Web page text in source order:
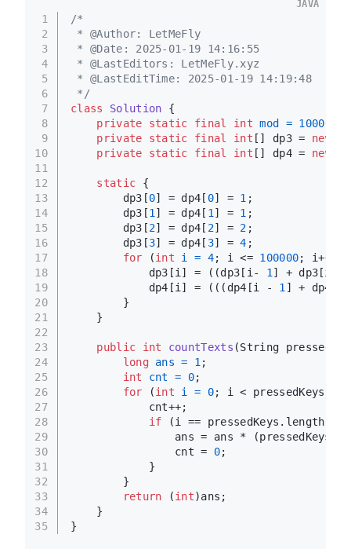
1
2
3
4
5
6
7
8
9
10
11
12
13
14
15
16
17
18
19
20
21
22
23
24
25
26
27
28
29
30
31
32
33
34
35
/*
* @Author: LetMeFly
* @Date: 2025-01-19 14:16:55
* @LastEditors: LetMeFly.xyz
* @LastEditTime: 2025-01-19 14:19:48
*/
class
Solution {
private
static final int mod =
private
static final int [] dp3 = new
private
static final int [] dp4 = new
static {
        dp3[
0] = dp4[ 0] = 1 ;
        dp3[
1 ] = dp4[ 1 ] = 1 ;
        dp3[
2] = dp4[ 2] = 2 ;
        dp3[
3] = dp4[ 3] = 4 ;
for (int i = 4; i <= 100000; i++) {
            dp3[i] = ((dp3[i-
1 ] + dp3[i -
            dp4[i] = (((dp4[i -
1 ] +
        }
    }
public int countTexts (String
long ans = 1 ;
int
cnt = 0;
for (int i = 0; i <
            cnt++;
if (i == pressedKeys.length()
ans = ans *
                cnt =
0;
            }
        }
return (int)ans;
    }
}
JAVA